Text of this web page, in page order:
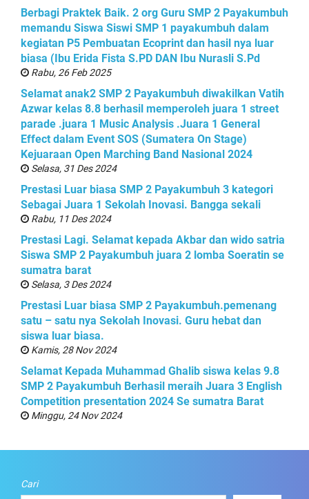
Berbagi Praktek Baik. 2 org Guru SMP 2 Payakumbuh
memandu Siswa Siswi SMP 1 payakumbuh dalam
kegiatan P5 Pembuatan Ecoprint dan hasil nya luar
biasa (Ibu Erida Fista S.PD DAN Ibu Nurasli S.Pd
Rabu, 26 Feb 2025
Selamat anak2 SMP 2 Payakumbuh diwakilkan Vatih
Azwar kelas 8.8 berhasil memperoleh juara 1 street
parade .juara 1 Music Analysis .Juara 1 General
Effect dalam Event SOS (Sumatera On Stage)
Kejuaraan Open Marching Band Nasional 2024
Selasa, 31 Des 2024
Prestasi Luar biasa SMP 2 Payakumbuh 3 kategori
Sebagai Juara 1 Sekolah Inovasi. Bangga sekali
Rabu, 11 Des 2024
Prestasi Lagi. Selamat kepada Akbar dan wido satria
Siswa SMP 2 Payakumbuh juara 2 lomba Soeratin se
sumatra barat
Selasa, 3 Des 2024
Prestasi Luar biasa SMP 2 Payakumbuh.pemenang
satu – satu nya Sekolah Inovasi. Guru hebat dan
siswa luar biasa.
Kamis, 28 Nov 2024
Selamat Kepada Muhammad Ghalib siswa kelas 9.8
SMP 2 Payakumbuh Berhasil meraih Juara 3 English
Competition presentation 2024 Se sumatra Barat
Minggu, 24 Nov 2024
Cari